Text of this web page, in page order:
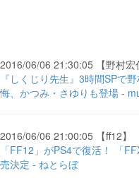
2016/06/06 21:30:05 【野村宏
『しくじり先生』3時間SPで
悔、かつみ・さゆりも登場 -
2016/06/06 21:00:05 【ff12】
「FF12」がPS4で復活！ 「
売決定 - ねとらぼ